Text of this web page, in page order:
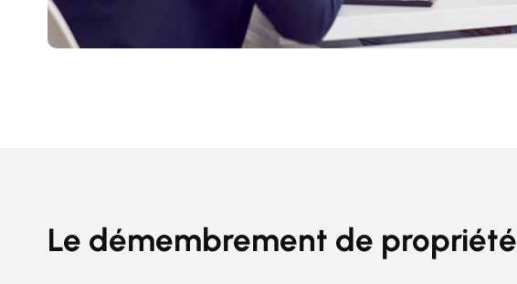
Le démembrement de propriété